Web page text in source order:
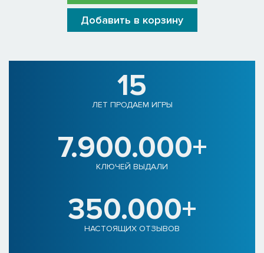
Добавить в корзину
15
ЛЕТ ПРОДАЕМ ИГРЫ
7.900.000+
КЛЮЧЕЙ ВЫДАЛИ
350.000+
НАСТОЯЩИХ ОТЗЫВОВ